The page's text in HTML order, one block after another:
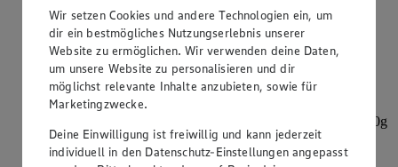
Angebot:Mini-Babybel
2.99 -30%
Rabattierter Preis von 2.99€ (Insgesamt -30%
Rabatt)
dt. Schnittkäse, versch. Sorten, 45% Fett i. Tr., 8/9x20g
= 160/180g Packung, (1kg = 18,69/16,61)
Wir setzen Cookies und andere Technologien ein, um
dir ein bestmögliches Nutzungserlebnis unserer
Website zu ermöglichen. Wir verwenden deine Daten,
um unsere Website zu personalisieren und dir
möglichst relevante Inhalte anzubieten, sowie für
Marketingzwecke.
Deine Einwilligung ist freiwillig und kann jederzeit
individuell in den Datenschutz-Einstellungen angepasst